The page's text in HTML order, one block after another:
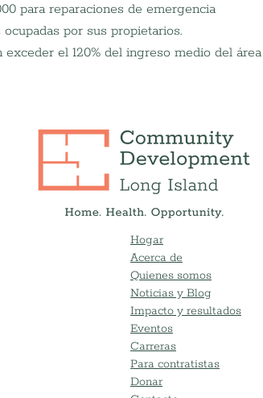
para reparaciones de emergencia
por sus propietarios.
el 120% del ingreso medio del área
Hogar
Acerca de
Quienes somos
Noticias y Blog
Impacto y resultados
Eventos
Carreras
Para contratistas
Donar